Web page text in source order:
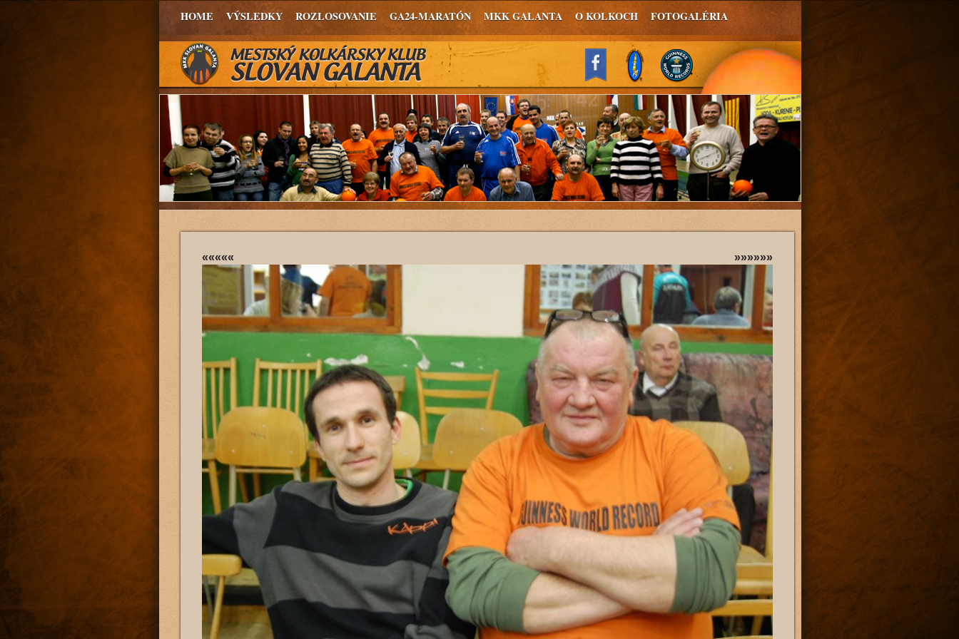
HOME VÝSLEDKY ROZLOSOVANIE GA24-MARATÓN MKK GALANTA O KOLKOCH FOTOGALÉRIA
««««« »»»»»»